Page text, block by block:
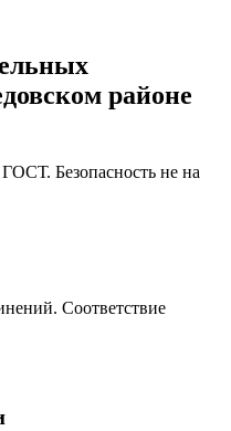
районе
Безопасность не на
Соответствие